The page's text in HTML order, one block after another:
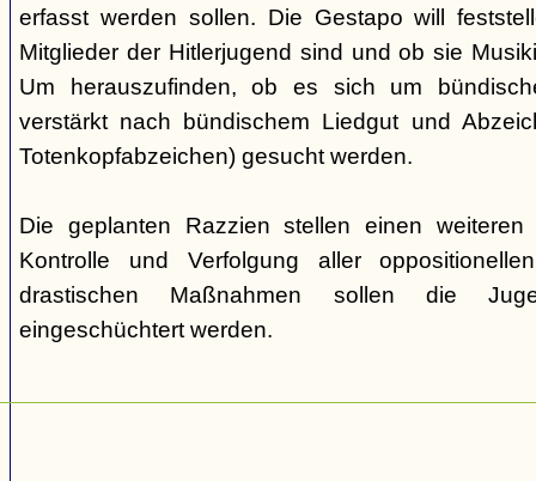
erfasst werden sollen. Die Gestapo will
Mitglieder der Hitlerjugend sind und ob sie
Um herauszufinden, ob es sich um
verstärkt nach bündischem Liedgut und
Totenkopfabzeichen) gesucht werden.
Die geplanten Razzien stellen einen weiteren
Kontrolle und Verfolgung aller
drastischen Maßnahmen sollen die
eingeschüchtert werden.